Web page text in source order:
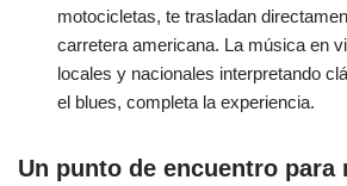
motocicletas, te trasladan
carretera americana. La música en
locales y nacionales interpretando
el blues, completa la experiencia.
Un punto de encuentro para